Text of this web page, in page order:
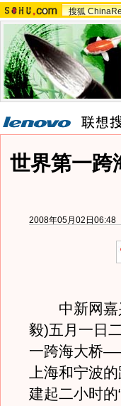
搜狐
世界第一跨
2008年05月02日06:48
中新网嘉
毅)五月一日
一跨海大桥
上海和宁波
建起二小时